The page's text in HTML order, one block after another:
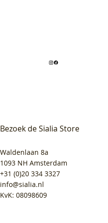
Bezoek de Sialia Store
Waldenlaan 8a
1093 NH Amsterdam
+31 (0)20 334 3327
info@sialia.nl
KvK: 08098609